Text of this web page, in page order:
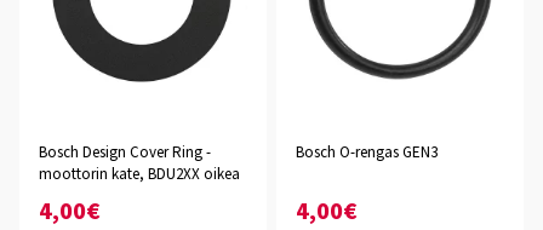
Bosch Design Cover Ring -
moottorin kate, BDU2XX oikea
4,00€
Bosch O-rengas GEN3
4,00€